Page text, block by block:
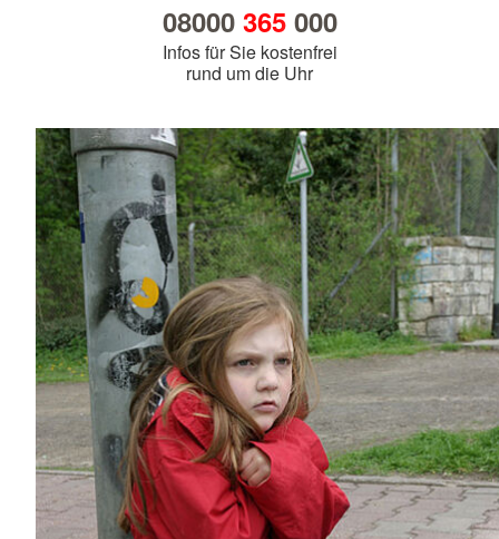
08000 365000
Infos für Sie kostenfrei
rund um die Uhr